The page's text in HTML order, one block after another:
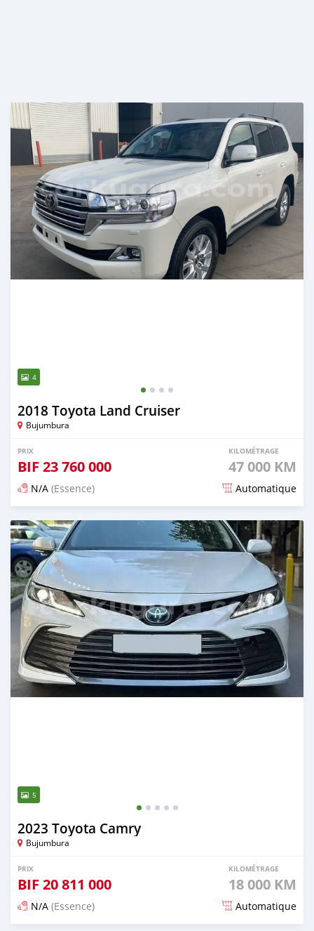
4
2018 Toyota Land Cruiser
Bujumbura
PRIX
BIF 23 760 000
KILOMÉTRAGE
47 000 KM
N/A (Essence) Automatique
Publié il y a 19 jours
5
2023 Toyota Camry
Bujumbura
PRIX
BIF 20 811 000
KILOMÉTRAGE
18 000 KM
N/A (Essence) Automatique